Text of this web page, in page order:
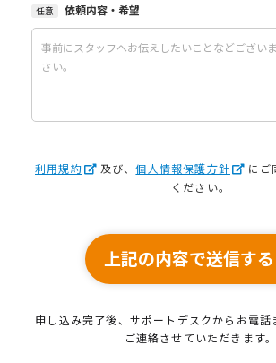
任意 依頼内容・希望
利用規約 及び、個人情報保護方針
にご
ください。
上記の内容で送信する
申し込み完了後、サポートデスクから お電話
ご連絡させていただきます。